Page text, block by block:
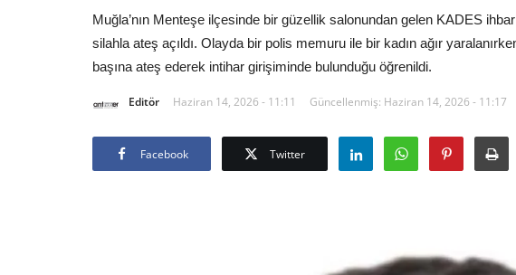
Muğla’nın Menteşe ilçesinde bir güzellik salonundan gelen KADES
silahla ateş açıldı. Olayda bir polis memuru ile bir kadın ağır
başına ateş ederek intihar girişiminde bulunduğu öğrenildi.
Editör Haziran 14, 2026 - 11:11 Güncellenmiş: Haziran 14, 2026 - 11:17
Facebook Twitter